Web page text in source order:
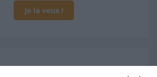
Je la veux !